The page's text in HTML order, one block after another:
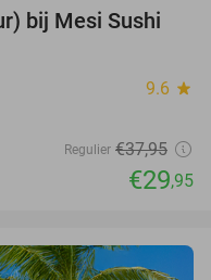
21%
bij Mesi Sushi
9.6 star
Regulier €37,95
€29,95